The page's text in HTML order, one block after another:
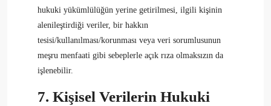
hukuki yükümlülüğün yerine getirilmesi, ilgili kişinin
alenileştirdiği veriler, bir hakkın
tesisi/kullanılması/korunması veya veri sorumlusunun
meşru menfaati gibi sebeplerle açık rıza olmaksızın da
işlenebilir.
7. Kişisel Verilerin Hukuki